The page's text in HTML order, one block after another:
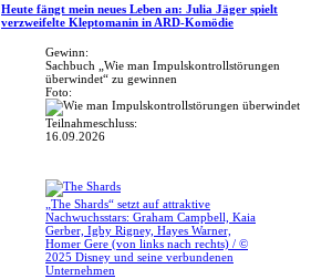
Heute fängt mein neues Leben an: Julia Jäger spielt
verzweifelte Kleptomanin in ARD-Komödie
Gewinn:
Sachbuch „Wie man Impulskontrollstörungen
überwindet“ zu gewinnen
Foto:
Teilnahmeschluss:
16.09.2026
„The Shards“ setzt auf attraktive
Nachwuchsstars: Graham Campbell, Kaia
Gerber, Igby Rigney, Hayes Warner,
Homer Gere (von links nach rechts) / ©
2025 Disney und seine verbundenen
Unternehmen